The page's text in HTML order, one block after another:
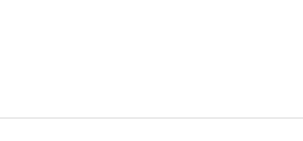
ダー経験させないとダメだし